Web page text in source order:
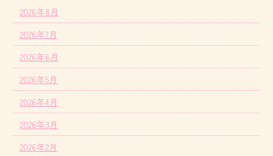
2026年8月
2026年7月
2026年6月
2026年5月
2026年4月
2026年3月
2026年2月